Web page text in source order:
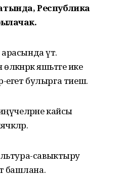
Республика
үтә.
яшьтәге ике
егет булырга тиеш.
кайсы
савыктыру
башлана.